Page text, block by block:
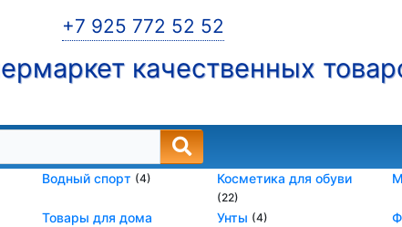
+7 925 772 52 52
качественных
Водный спорт (4) Косметика для обуви
(22)
Товары для дома
Унты (4)